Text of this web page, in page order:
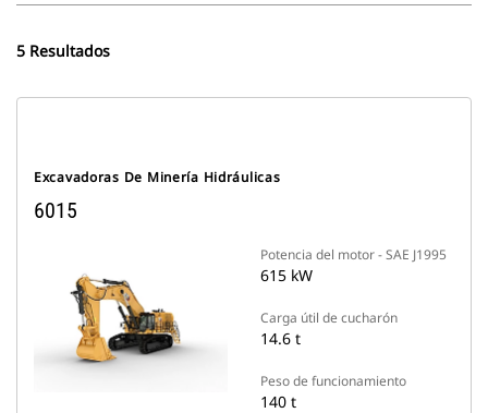
5 Resultados
Excavadoras De Minería Hidráulicas
6015
Potencia del motor - SAE J1995
615 kW
Carga útil de cucharón
14.6 t
Peso de funcionamiento
140 t